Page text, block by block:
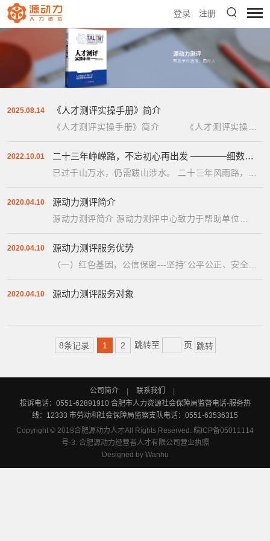
登录 注册
《人才测评实操手册》简介
2025.08.14
《人才测评实操手册》简介 《人才测评实操手
二十三年峥嵘路，不忘初心再出发 ————细数源动力测评发展历程
2022.10.01
已过千山万水，仍需跋山涉水。 二十三年风雨路，回
想、创新发展...
源动力测评简介
2020.04.10
源动力测评简介 源动力测评中心致力于帮助单位选准
服务...
源动力测评服务优势
2020.04.10
（一）红色基因，公信保密---坚持“公平公正、安全保
干部考试...
源动力测评服务对象
2020.04.10
8条记录 1 2 跳转至 页
公司简介 联系我们
投诉电话：0551-62891910 合肥市人力资源社会保障局监督电话-服务热
线：12333 市劳动和社会保障局监察支队电话：0551-63536315
Copyright © 2018合肥源动力人才All Rights Reserved. 皖ICP备05011114
号-3. 合肥源动力经营者人才有限公司营业执照
Designed by Wanhu